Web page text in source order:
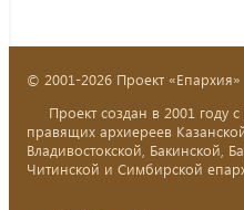
© 2001-2026 Проект «Епархия»
Проект создан в 2001 году с
правящих архиереев
Владивостокской, Бакинской,
Читинской и Симбирской